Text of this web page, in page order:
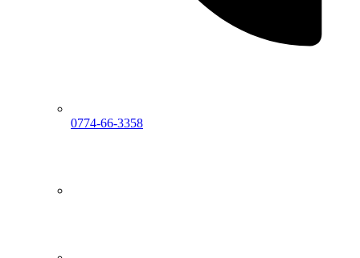
0774-66-3358